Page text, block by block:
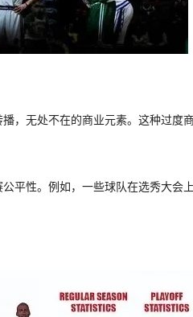
，无处不在的商业元素。这种过度
平性。例如，一些球队在选秀大会